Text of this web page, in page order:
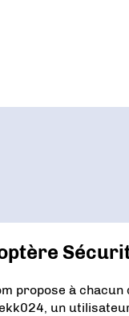
propose à
un